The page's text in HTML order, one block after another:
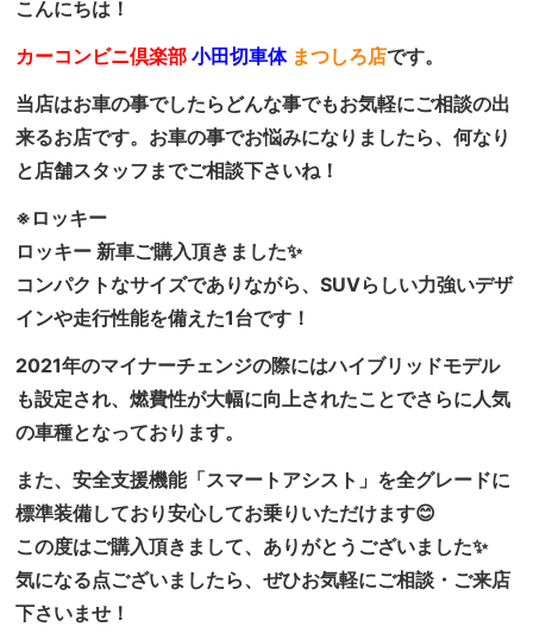
こんにちは！
カーコンビニ倶楽部 小田切車体 まつしろ店です。
当店はお車の事でしたらどんな事でもお気軽にご相談の出
来るお店です。お車の事でお悩みになりましたら、何なり
と店舗スタッフまでご相談下さいね！
※ロッキー
ロッキー 新車ご購入頂きました✨
コンパクトなサイズでありながら、SUVらしい力強いデザ
インや走行性能を備えた1台です！
2021年のマイナーチェンジの際にはハイブリッドモデル
も設定され、燃費性が大幅に向上されたことでさらに人気
の車種となっております。
また、安全支援機能「スマートアシスト」を全グレードに
標準装備しており安心してお乗りいただけます😊
この度はご購入頂きまして、ありがとうございました✨
気になる点ございましたら、ぜひお気軽にご相談・ご来店
下さいませ！